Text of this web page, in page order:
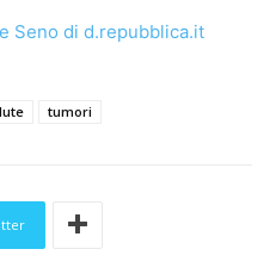
Seno di d.repubblica.it
tumori